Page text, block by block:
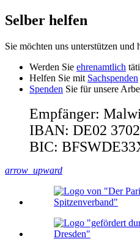
Selber helfen
Sie möchten uns unterstützen und
Werden Sie ehrenamtlich
Helfen Sie mit Sachspenden
Spenden Sie für unsere
Empfänger:
IBAN: DE02
BIC:
arrow_upward